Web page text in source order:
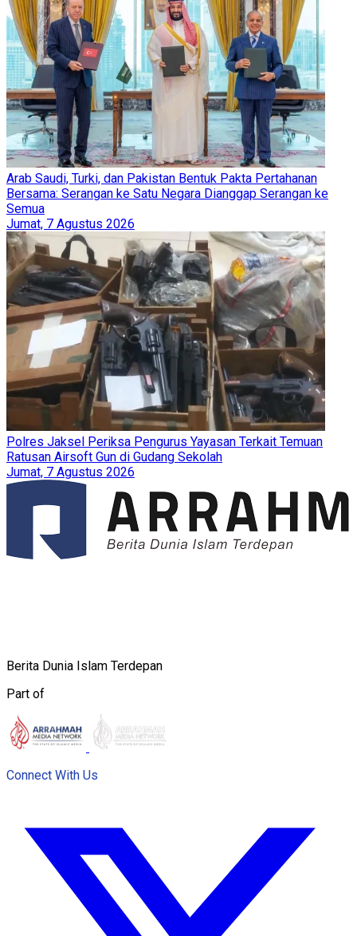
Arab Saudi, Turki, dan Pakistan Bentuk Pakta Pertahanan
Bersama: Serangan ke Satu Negara Dianggap Serangan ke
Semua
Jumat, 7 Agustus 2026
Polres Jaksel Periksa Pengurus Yayasan Terkait Temuan
Ratusan Airsoft Gun di Gudang Sekolah
Jumat, 7 Agustus 2026
Berita Dunia Islam Terdepan
Part of
Connect With Us